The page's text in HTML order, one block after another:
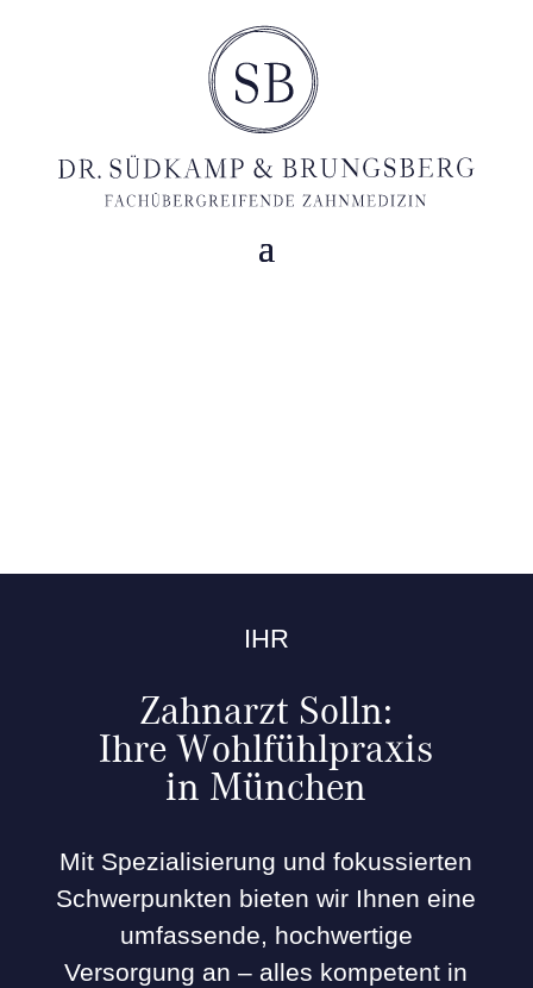
IHR
Zahnarzt Solln:
Ihre Wohlfühlpraxis
in München
Mit Spezialisierung und fokussierten
Schwerpunkten bieten wir Ihnen eine
umfassende, hochwertige
Versorgung an – alles kompetent in